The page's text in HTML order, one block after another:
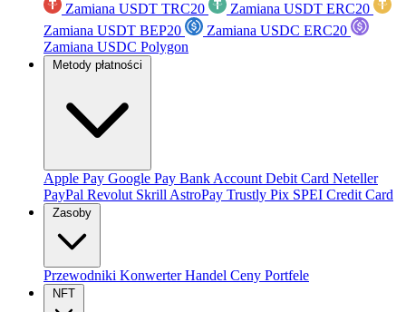
Zamiana USDT TRC20
Zamiana USDT ERC20
Zamiana USDT BEP20
Zamiana USDC ERC20
Zamiana USDC Polygon
Metody płatności
Apple Pay Google Pay Bank Account Debit Card Neteller
PayPal Revolut Skrill AstroPay Trustly Pix SPEI Credit Card
Zasoby
Przewodniki KonwerterHandel Ceny Portfele
NFT